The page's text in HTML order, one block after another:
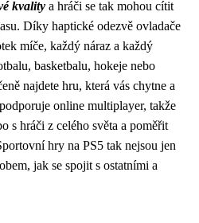
kvality a hráči se tak mohou cítit
Díky haptické odezvě ovladače
míče, každý náraz a každý
basketbalu, hokeje nebo
najdete hru, která vás chytne a
online multiplayer, takže
s hráči z celého světa a poměřit
hry na PS5 tak nejsou jen
jak se spojit s ostatními a